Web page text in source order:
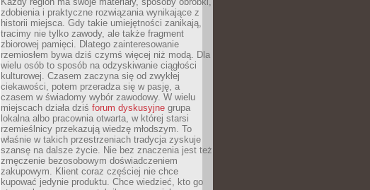
zdobienia i praktyczne rozwiązania wynikające z
historii miejsca. Gdy takie umiejętności zanikają,
tracimy nie tylko zawody, ale także fragment
zbiorowej pamięci. Dlatego zainteresowanie
rzemiosłem bywa dziś czymś więcej niż modą. Dla
wielu osób to sposób na odzyskiwanie ciągłości
kulturowej. Czasem zaczyna się od zwykłej
ciekawości, potem przeradza się w pasję, a
czasem w świadomy wybór zawodowy. W wielu
miejscach działa dziś forum dyskusyjne grupa
lokalna albo pracownia otwarta, w której starsi
rzemieślnicy przekazują wiedzę młodszym. To
właśnie w takich przestrzeniach tradycja zyskuje
szansę na dalsze życie. Nie bez znaczenia jest też
zmęczenie bezosobowym doświadczeniem
zakupowym. Klient coraz częściej nie chce
kupować jedynie produktu. Chce wiedzieć, kto go